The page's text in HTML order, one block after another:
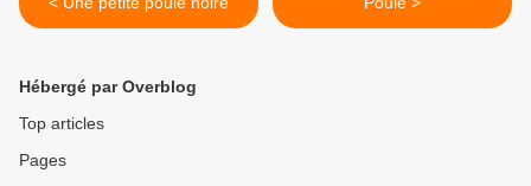
Hébergé par Overblog
Top articles
Pages